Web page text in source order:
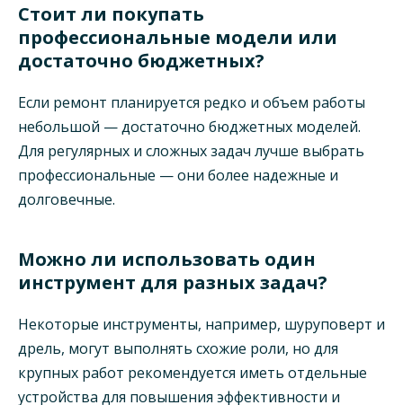
Стоит ли покупать
профессиональные модели или
достаточно бюджетных?
Если ремонт планируется редко и объем работы
небольшой — достаточно бюджетных моделей.
Для регулярных и сложных задач лучше выбрать
профессиональные — они более надежные и
долговечные.
Можно ли использовать один
инструмент для разных задач?
Некоторые инструменты, например, шуруповерт и
дрель, могут выполнять схожие роли, но для
крупных работ рекомендуется иметь отдельные
устройства для повышения эффективности и